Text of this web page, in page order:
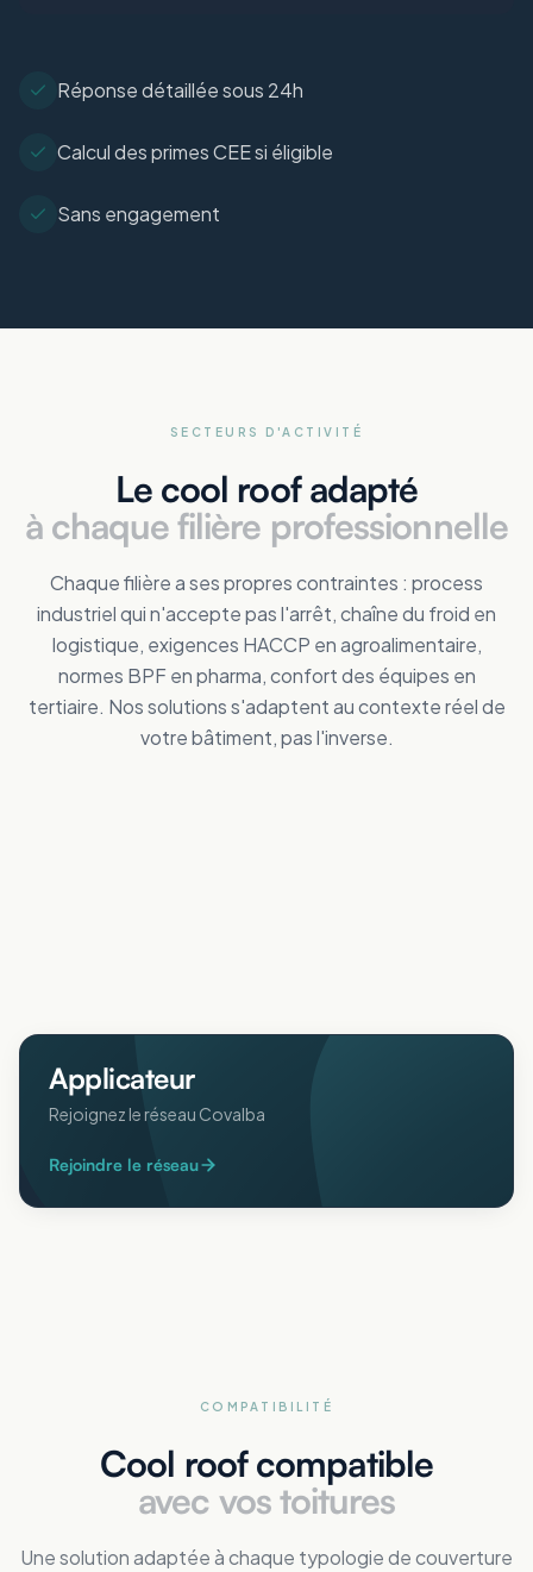
Réponse détaillée sous 24h
Calcul des primes CEE si éligible
Sans engagement
SECTEURS D'ACTIVITÉ
Le cool roof adapté
à chaque filière professionnelle
Chaque filière a ses propres contraintes : process
industriel qui n'accepte pas l'arrêt, chaîne du froid en
logistique, exigences HACCP en agroalimentaire,
normes BPF en pharma, confort des équipes en
tertiaire. Nos solutions s'adaptent au contexte réel de
votre bâtiment, pas l'inverse.
Tertiaire
Applicateur
Rejoignez le réseau Covalba
Rejoindre le réseau
COMPATIBILITÉ
Cool roof compatible
avec vos toitures
Une solution adaptée à chaque typologie de couverture